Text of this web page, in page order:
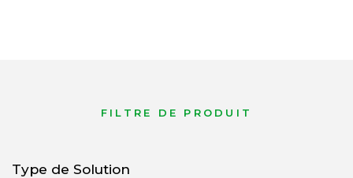
FILTRE DE PRODUIT
Type de Solution